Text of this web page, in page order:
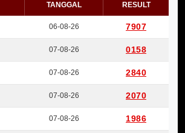
TANGGAL RESULT
06-08-26 7907
07-08-26 0158
07-08-26 2840
07-08-26 2070
07-08-26 1986